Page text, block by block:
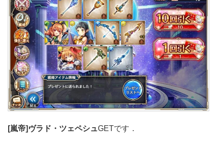
[嵐帝]ヴラド・ツェペシュGETです．